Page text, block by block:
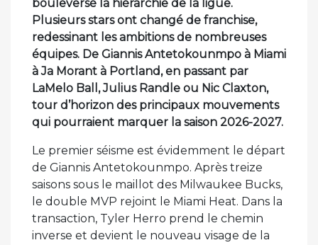
bouleversé la hiérarchie de la ligue.
Plusieurs stars ont changé de franchise,
redessinant les ambitions de nombreuses
équipes. De Giannis Antetokounmpo à Miami
à Ja Morant à Portland, en passant par
LaMelo Ball, Julius Randle ou Nic Claxton,
tour d’horizon des principaux mouvements
qui pourraient marquer la saison 2026-2027.
Le premier séisme est évidemment le départ
de Giannis Antetokounmpo. Après treize
saisons sous le maillot des Milwaukee Bucks,
le double MVP rejoint le Miami Heat. Dans la
transaction, Tyler Herro prend le chemin
inverse et devient le nouveau visage de la